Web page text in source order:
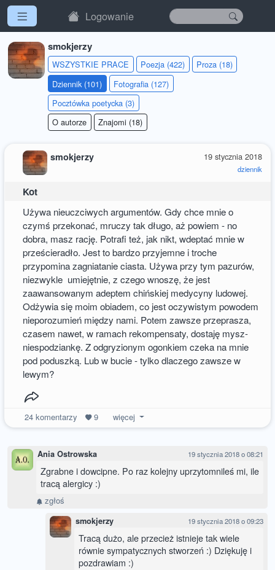
Logowanie
smokjerzy
WSZYSTKIE PRACE Poezja (422)
Proza (18)
Dziennik (101)
Fotografia (127)
Pocztówka poetycka (3)
O autorze
Znajomi (18)
19 stycznia 2018
dziennik
smokjerzy
Kot
Używa nieuczciwych argumentów. Gdy chce mnie o
czymś przekonać, mruczy tak długo, aż powiem - no
dobra, masz rację. Potrafi też, jak nikt, wdeptać mnie w
prześcieradło. Jest to bardzo przyjemne i troche
przypomina zagniatanie ciasta. Używa przy tym pazurów,
niezwykle umiejętnie, z czego wnoszę, że jest
zaawansowanym adeptem chińskiej medycyny ludowej.
Odżywia się moim obiadem, co jest oczywistym powodem
nieporozumień między nami. Potem zawsze przeprasza,
czasem nawet, w ramach rekompensaty, dostaję mysz-
niespodziankę. Z odgryzionym ogonkiem czeka na mnie
pod poduszką. Lub w bucie - tylko dlaczego zawsze w
lewym?
24komentarzy 9 więcej
Ania Ostrowska 19 stycznia 2018 o 08:21
Zgrabne i dowcipne. Po raz kolejny uprzytomnileś mi, ile
tracą alergicy :)
zgłoś
smokjerzy 19 stycznia 2018 o 09:23
Tracą dużo, ale przecież istnieje tak wiele
równie sympatycznych stworzeń :) Dziękuję i
pozdrawiam :)